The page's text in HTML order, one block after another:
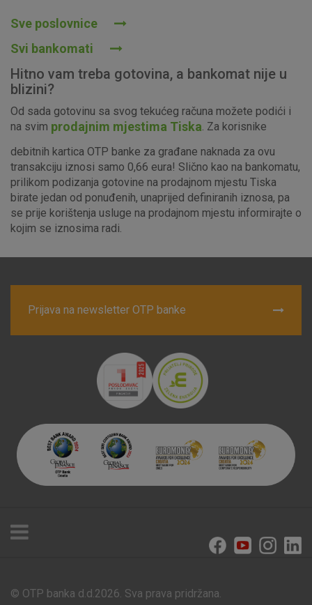
Sve poslovnice
Svi bankomati
Hitno vam treba gotovina, a bankomat nije u
blizini?
Od sada gotovinu sa svog tekućeg računa možete podići i
na svim prodajnim mjestima Tiska . Za korisnike
debitnih kartica OTP banke za građane naknada za ovu
transakciju iznosi samo 0,66 eura! Slično kao na bankomatu,
prilikom podizanja gotovine na prodajnom mjestu Tiska
birate jedan od ponuđenih, unaprijed definiranih iznosa, pa
se prije korištenja usluge na prodajnom mjestu informirajte o
kojim se iznosima radi.
Prijava na newsletter OTP banke
Poslovnice i bankomati
© OTP banka d.d.2026. Sva prava pridržana.
Ovi kolačići nužni su za funkcioniranje internetske stranice i
postavljaju kao odgovor na vaše radnje koje uključuju zahtjev
za uslugama, kao što su postavke kolačića. Svoj preglednik
o njima, ali u tom slučaju neki dijelovi stranice neće raditi. Ti
kolačići ne pohranjuju nikakve informacije koje bi vas mogle
identificirati.
Detaljnije informacije o kolačićima